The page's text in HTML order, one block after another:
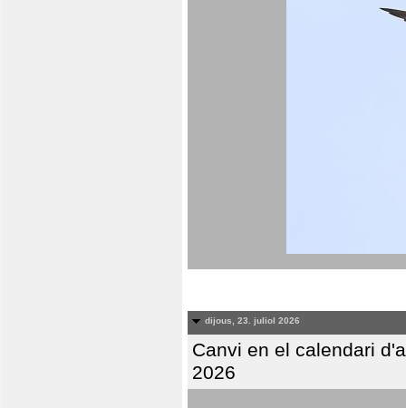
dijous, 23. juliol 2026
Canvi en el calendari
2026